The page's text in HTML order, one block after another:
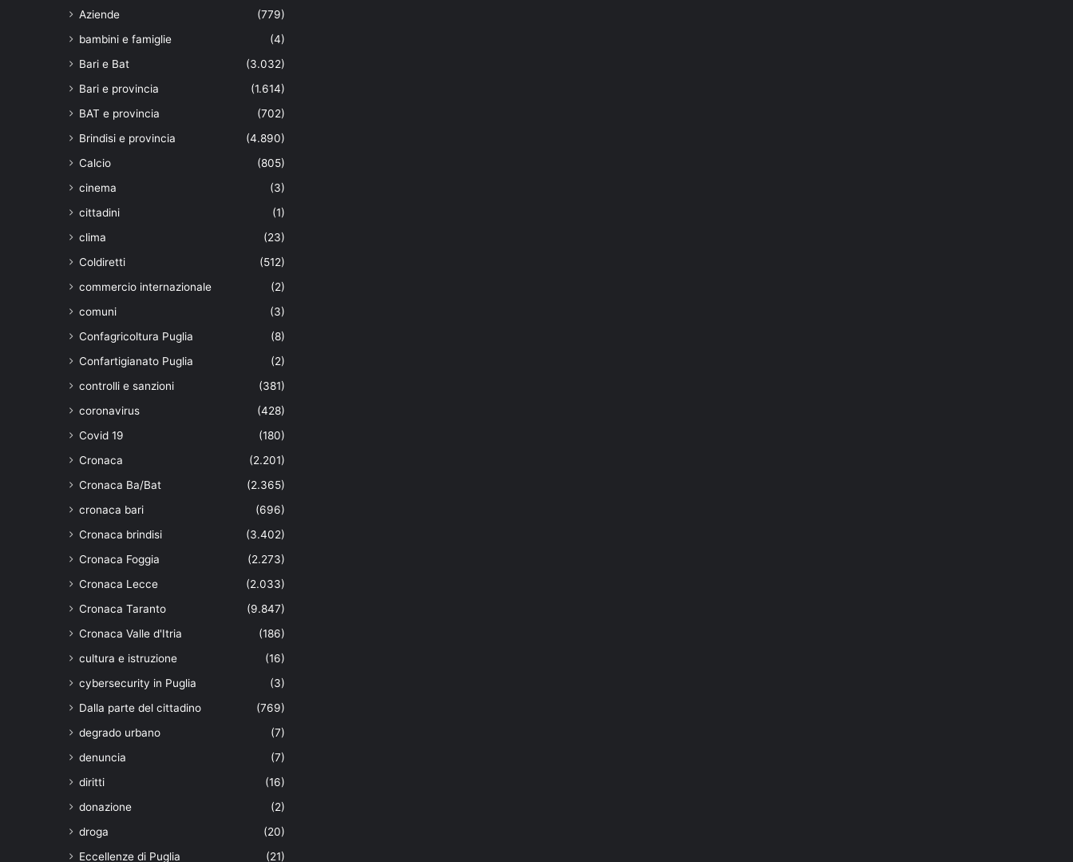
Aziende
(779)
bambini e famiglie
(4)
Bari e Bat
(3.032)
Bari e provincia
(1.614)
BAT e provincia
(702)
Brindisi e provincia
(4.890)
Calcio
(805)
cinema
(3)
cittadini
(1)
clima
(23)
Coldiretti
(512)
commercio internazionale
(2)
comuni
(3)
Confagricoltura Puglia
(8)
Confartigianato Puglia
(2)
controlli e sanzioni
(381)
coronavirus
(428)
Covid 19
(180)
Cronaca
(2.201)
Cronaca Ba/Bat
(2.365)
cronaca bari
(696)
Cronaca brindisi
(3.402)
Cronaca Foggia
(2.273)
Cronaca Lecce
(2.033)
Cronaca Taranto
(9.847)
Cronaca Valle d'Itria
(186)
cultura e istruzione
(16)
cybersecurity in Puglia
(3)
Dalla parte del cittadino
(769)
degrado urbano
(7)
denuncia
(7)
diritti
(16)
donazione
(2)
droga
(20)
Eccellenze di Puglia
(21)